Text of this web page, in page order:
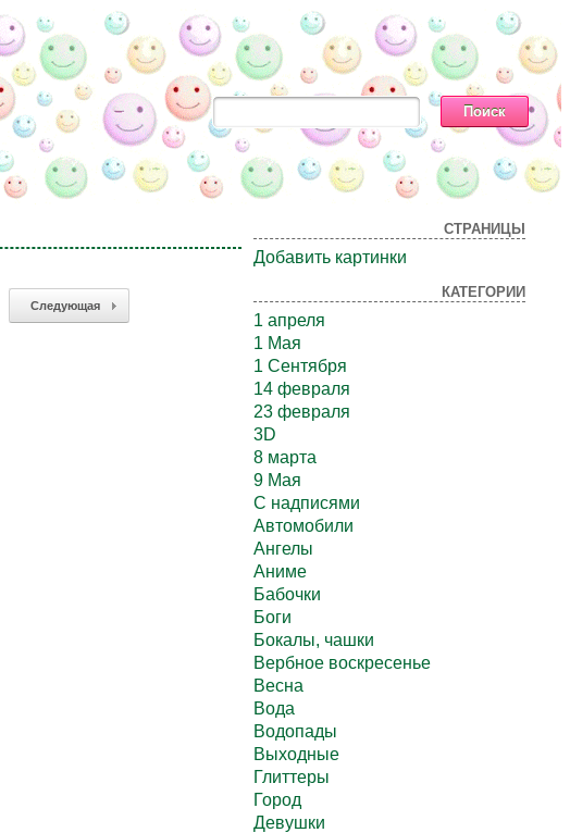
Следующая
СТРАНИЦЫ
Добавить картинки
КАТЕГОРИИ
1 апреля
1 Мая
1 Сентября
14 февраля
23 февраля
3D
8 марта
9 Мая
C надписями
Автомобили
Ангелы
Аниме
Бабочки
Боги
Бокалы, чашки
Вербное воскресенье
Весна
Вода
Водопады
Выходные
Глиттеры
Город
Девушки